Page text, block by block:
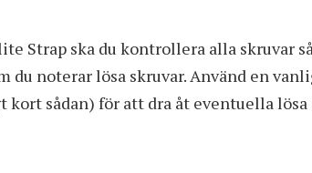
Strap ska du kontrollera alla skruvar
du noterar lösa skruvar. Använd en
kort sådan) för att dra åt eventuella lösa